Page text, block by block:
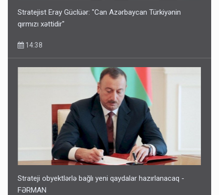
Stratejist Eray Güclüər: "Can Azərbaycan Türkiyənin
qırmızı xəttidir"
14:38
Strateji obyektlərlə bağlı yeni qaydalar hazırlanacaq -
FƏRMAN